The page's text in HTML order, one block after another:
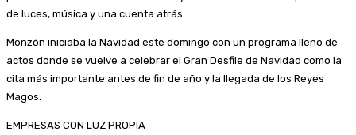
de luces, música y una cuenta atrás.
Monzón iniciaba la Navidad este domingo con un programa lleno de
actos donde se vuelve a celebrar el Gran Desfile de Navidad como la
cita más importante antes de fin de año y la llegada de los Reyes
Magos.
EMPRESAS CON LUZ PROPIA